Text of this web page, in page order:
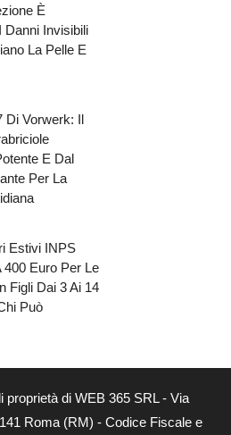
È
Danni Invisibili
La Pelle E
Di Vorwerk: Il
E Dal
Per La
Estivi INPS
400 Euro Per Le
Figli Dai 3 Ai 14
Può
proprietà di WEB 365 SRL - Via
Roma (RM) - Codice Fiscale e